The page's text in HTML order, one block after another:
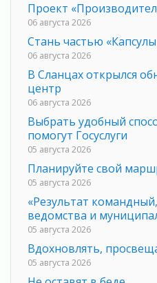
Проект
06 августа 2026
Стань частью
06 августа 2026
В Сланцах открылся
центр
06 августа 2026
Выбрать удобный
помогут Госуслуги
05 августа 2026
Планируйте свой
05 августа 2026
«Результат
ведомства и
05 августа 2026
Вдохновлять,
05 августа 2026